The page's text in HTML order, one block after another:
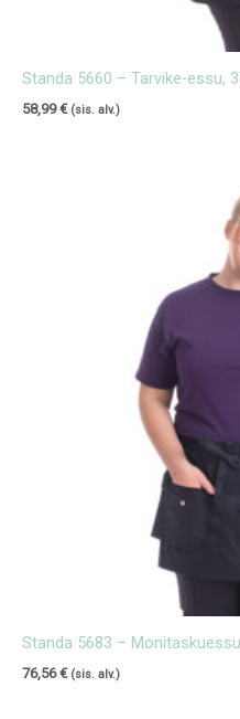
Standa 5660 – Tarvike-essu,
58,99€ (sis. alv.)
Standa 5683 –
76,56€ (sis. alv.)